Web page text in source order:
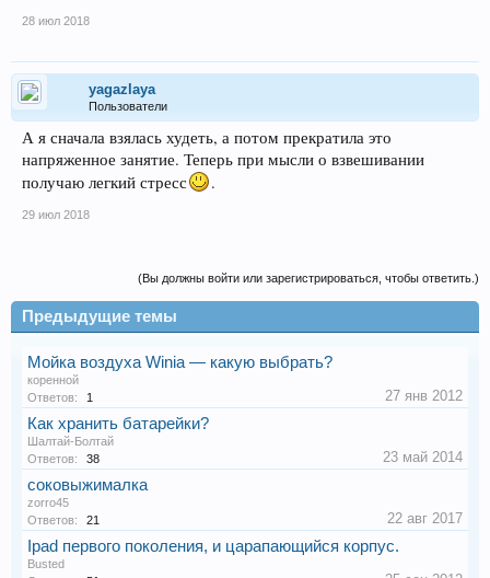
28 июл 2018
yagazlaya
Пользователи
А я сначала взялась худеть, а потом прекратила это
напряженное занятие. Теперь при мысли о взвешивании
получаю легкий стресс
.
29 июл 2018
(Вы должны войти или зарегистрироваться, чтобы ответить.)
Предыдущие темы
Мойка воздуха Winia — какую выбрать?
коренной
Ответов:
1 27 янв 2012
Как хранить батарейки?
Шалтай-Болтай
Ответов:
38 23 май 2014
соковыжималка
zorro45
Ответов:
21 22 авг 2017
Ipad первого поколения, и царапающийся корпус.
Busted